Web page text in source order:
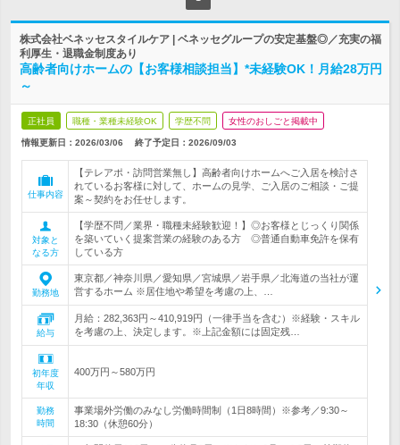
株式会社ベネッセスタイルケア | ベネッセグループの安定基盤◎／充実の福
利厚生・退職金制度あり
高齢者向けホームの【お客様相談担当】*未経験OK！月給28万円
～
正社員 職種・業種未経験OK 学歴不問 女性のおしごと掲載中
情報更新日：2026/03/06 終了予定日： 2026/09/03
仕事内容
【テレアポ・訪問営業無し】高齢者向けホームへご入居を検討さ
れているお客様に対して、ホームの見学、ご入居のご相談・ご提
案～契約をお任せします。
対象と
なる方
【学歴不問／業界・職種未経験歓迎！】◎お客様とじっくり関係
を築いていく提案営業の経験のある方 ◎普通自動車免許を保有
している方
勤務地
東京都／神奈川県／愛知県／宮城県／岩手県／北海道の当社が運
営するホーム ※居住地や希望を考慮の上、…
給与
月給：282,363円～410,919円（一律手当を含む）※経験・スキル
を考慮の上、決定します。※上記金額には固定残…
初年度
年収
400万円～580万円
勤務
時間
事業場外労働のみなし労働時間制（1日8時間）※参考／9:30～
18:30（休憩60分）